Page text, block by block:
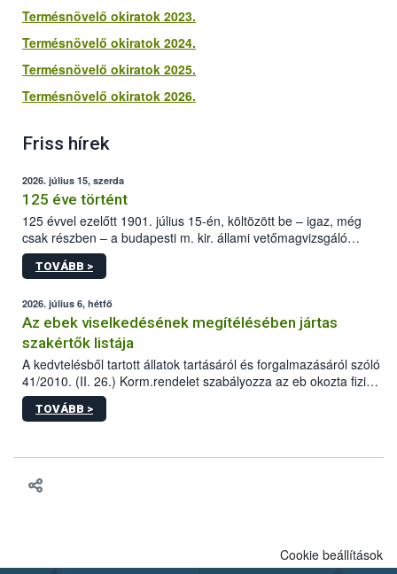
Termésnövelő okiratok 2023.
Termésnövelő okiratok 2024.
Termésnövelő okiratok 2025.
Termésnövelő okiratok 2026.
Friss hírek
2026. július 15, szerda
125 éve történt
125 évvel ezelőtt 1901. július 15-én, költözött be – igaz, még
csak részben – a budapesti m. kir. állami vetőmagvizsgáló
állomás a Kis Rókus utca 15. szám alatti, Czigler Győző által
tervezett új épületébe.
TOVÁBB >
2026. július 6, hétfő
Az ebek viselkedésének megítélésében jártas
szakértők listája
A kedvtelésből tartott állatok tartásáról és forgalmazásáról szóló
41/2010. (II. 26.) Korm.rendelet szabályozza az eb okozta fizikai
sérülés, illetve ennek veszélye keletkezésekor felmerülő
hatósági feladatokat, valamint a veszélyes eb tartását és annak
TOVÁBB >
Cookie beállítások